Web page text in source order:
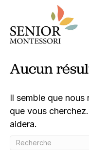
Aucun
Il semble que
que vous
aidera.